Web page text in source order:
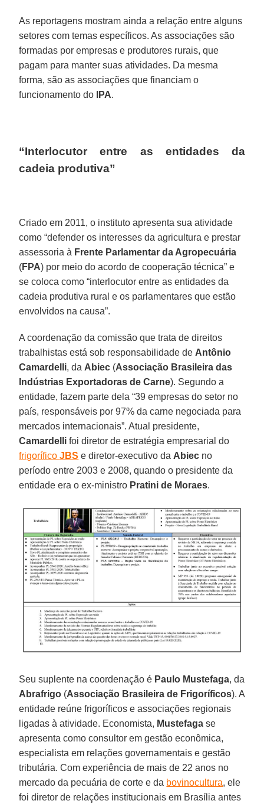
As reportagens mostram ainda a relação entre alguns
setores com temas específicos. As associações são
formadas por empresas e produtores rurais, que
pagam para manter suas atividades. Da mesma
forma, são as associações que financiam o
funcionamento do
IPA.
“Interlocutor entre as entidades da
cadeia produtiva”
Criado em 2011, o instituto apresenta sua atividade
como “defender os interesses da agricultura e prestar
assessoria à Frente Parlamentar da Agropecuária
(FPA) por meio do acordo de cooperação técnica” e
se coloca como “interlocutor entre as entidades da
cadeia produtiva rural e os parlamentares que estão
envolvidos na causa”.
A coordenação da comissão que trata de direitos
trabalhistas está sob responsabilidade de Antônio
Camardelli, da Abiec (Associação Brasileira das
Indústrias Exportadoras de Carne). Segundo a
entidade, fazem parte dela “39 empresas do setor no
país, responsáveis por 97% da carne negociada para
mercados internacionais”. Atual presidente,
Camardelli foi diretor de estratégia empresarial do
frigoríficoJBS e diretor-executivo da Abiec no
período entre 2003 e 2008, quando o presidente da
entidade era o ex-ministro Pratini de Moraes.
Seu suplente na coordenação é Paulo Mustefaga, da
Abrafrigo (Associação Brasileira de Frigoríficos). A
entidade reúne frigoríficos e associações regionais
ligadas à atividade. Economista, Mustefaga se
apresenta como consultor em gestão econômica,
especialista em relações governamentais e gestão
tributária. Com experiência de mais de 22 anos no
mercado da pecuária de corte e da bovinocultura, ele
foi diretor de relações institucionais em Brasília antes